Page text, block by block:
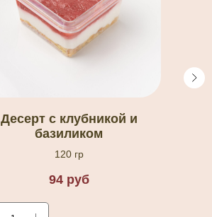
Десерт с клубникой и
базиликом
120 гр
94 руб